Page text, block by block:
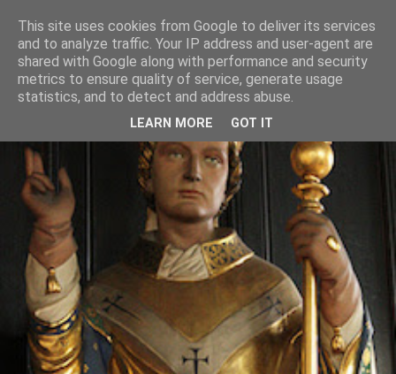
This site uses cookies from Google to deliver its services
and to analyze traffic. Your IP address and user-agent are
shared with Google along with performance and security
metrics to ensure quality of service, generate usage
statistics, and to detect and address abuse.
LEARN MORE GOT IT